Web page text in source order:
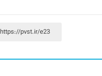
https://pvst.ir/e23